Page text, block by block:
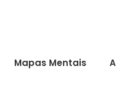
Mapas Mentais